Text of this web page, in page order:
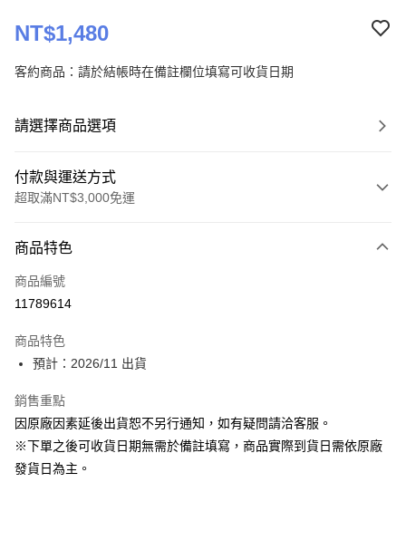
NT$1,480
客約商品：請於結帳時在備註欄位填寫可收貨日期
請選擇商品選項
付款與運送方式
超取滿NT$3,000免運
信用卡一次付款
超商取貨付款
ATM付款
運送方式
預購-全家取貨付款(舊)
商品特色
商品編號
11789614
商品特色
預計：2026/11 出貨
銷售重點
因原廠因素延後出貨恕不另行通知，如有疑問請洽客服。
※下單之後可收貨日期無需於備註填寫，商品實際到貨日需依原廠
發貨日為主。